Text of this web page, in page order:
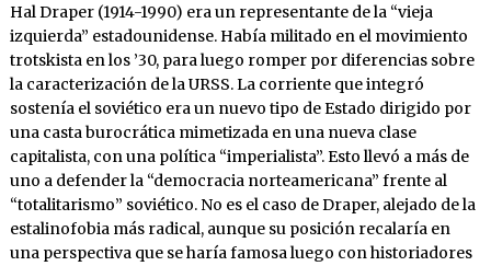
Hal Draper (1914-1990) era un representante de la “vieja
izquierda” estadounidense. Había militado en el movimiento
trotskista en los ’30, para luego romper por diferencias sobre
la caracterización de la URSS. La corriente que integró
sostenía el soviético era un nuevo tipo de Estado dirigido por
una casta burocrática mimetizada en una nueva clase
capitalista, con una política “imperialista”. Esto llevó a más de
uno a defender la “democracia norteamericana” frente al
“totalitarismo” soviético. No es el caso de Draper, alejado de la
estalinofobia más radical, aunque su posición recalaría en
una perspectiva que se haría famosa luego con historiadores